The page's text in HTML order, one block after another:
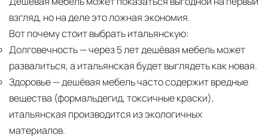
взгляд, но на деле это ложная экономия.
Вот почему стоит выбрать итальянскую:
Долговечность— через 5 лет дешёвая мебель может
развалиться, а итальянская будет выглядеть как новая.
Здоровье— дешёвая мебель часто содержит вредные
вещества (формальдегид, токсичные краски),
итальянская производится из экологичных
материалов.